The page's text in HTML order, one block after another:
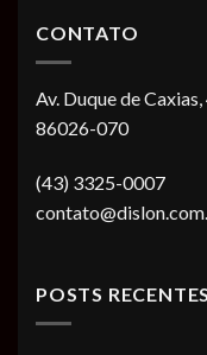
CONTATO
Av. Duque de
86026-070
(43) 3325-0007
POSTS RECENTES